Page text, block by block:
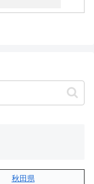
秋田県